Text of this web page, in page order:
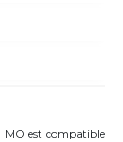
IMO est compatible